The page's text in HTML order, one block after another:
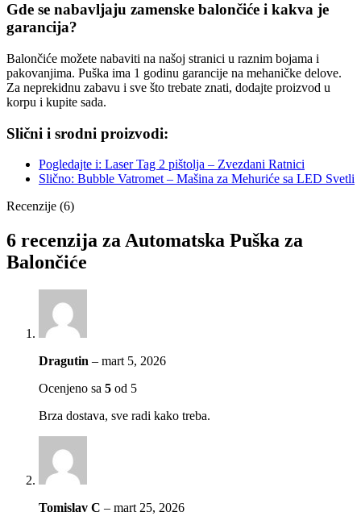
Gde se nabavljaju zamenske balončiće i kakva je
garancija?
Balončiće možete nabaviti na našoj stranici u raznim bojama i
pakovanjima. Puška ima 1 godinu garancije na mehaničke delove.
Za neprekidnu zabavu i sve što trebate znati, dodajte proizvod u
korpu i kupite sada.
Slični i srodni proizvodi:
Pogledajte i: Laser Tag 2 pištolja – Zvezdani Ratnici
Slično: Bubble Vatromet – Mašina za Mehuriće sa LED Svetli
Recenzije (6)
6 recenzija za Automatska Puška za
Balončiće
Dragutin – mart 5, 2026
Ocenjeno sa 5 od 5
Brza dostava, sve radi kako treba.
Tomislav C – mart 25, 2026